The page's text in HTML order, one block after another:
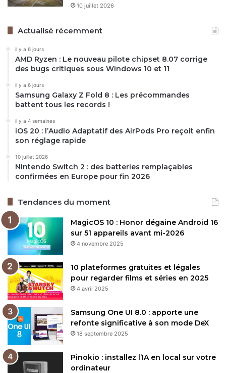
10 juillet 2026
Actualisé récemment
il y a 6 jours
AMD Ryzen : Le nouveau pilote chipset 8.07 corrige
des bugs critiques sous Windows 10 et 11
il y a 6 jours
Samsung Galaxy Z Fold 8 : Les précommandes
battent tous les records !
il y a 4 semaines
iOS 20 : l’Audio Adaptatif des AirPods Pro reçoit enfin
son réglage rapide
10 juillet 2026
Nintendo Switch 2 : des batteries remplaçables
confirmées en Europe pour fin 2026
Tendances du moment
MagicOS 10 : Honor dégaine Android 16
sur 51 appareils avant mi-2026
4 novembre 2025
10 plateformes gratuites et légales
pour regarder films et séries en 2025
4 avril 2025
Samsung One UI 8.0 : apporte une
refonte significative à son mode DeX
18 septembre 2025
Pinokio : installez l’IA en local sur votre
ordinateur